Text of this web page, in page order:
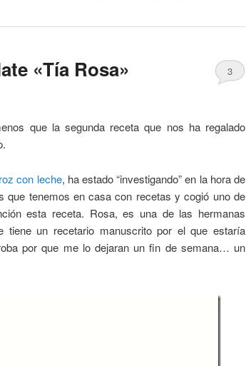
«Tía Rosa» 3
que la segunda receta que nos ha regalado
con leche, ha estado “investigando” en la hora de
que tenemos en casa con recetas y cogió uno de
esta receta. Rosa, es una de las hermanas
tiene un recetario manuscrito por el que estaría
por que me lo dejaran un fin de semana… un